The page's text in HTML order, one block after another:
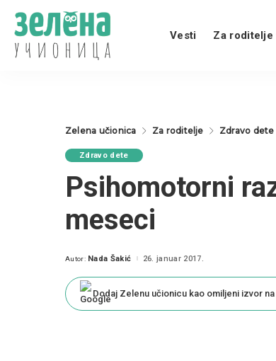
Vesti Za roditelje
Zelena učionica Za roditelje Zdravo dete
Zdravo dete
Psihomotorni
meseci
Posted
Autor: Nada Šakić 26. januar 2017.
Dodaj Zelenu učionicu kao omiljeni izvor